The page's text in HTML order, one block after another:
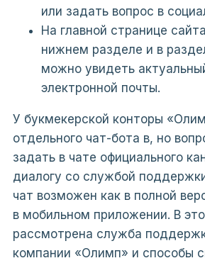
или задать вопрос в
На главной странице
нижнем разделе и в
можно увидеть
электронной почты.
У букмекерской конторы
отдельного чат-бота в, но
задать в чате официального
диалогу со службой
чат возможен как в полной
в мобильном приложении. В
рассмотрена служба
компании «Олимп» и способы